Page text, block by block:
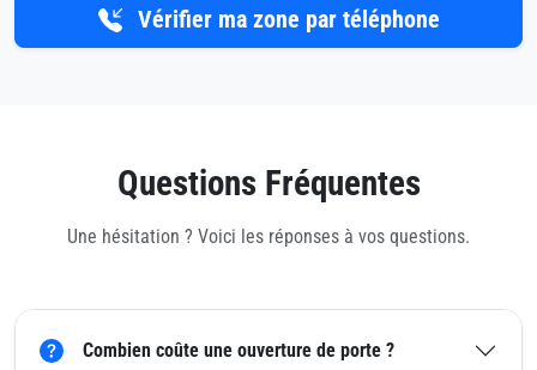
Vérifier ma zone par téléphone
Questions Fréquentes
Une hésitation ? Voici les réponses à vos questions.
Combien coûte une ouverture de porte ?